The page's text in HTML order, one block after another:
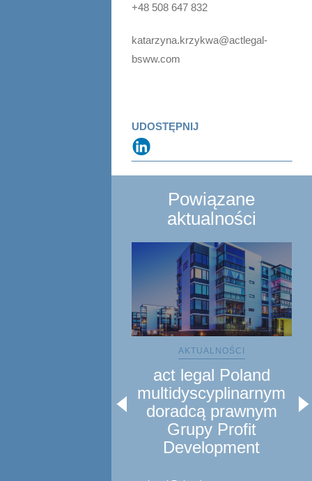
+48 508 647 832
katarzyna.krzykwa@actlegal-
bsww.com
UDOSTĘPNIJ
Powiązane
aktualności
AKTUALNOŚCI
act legal Poland
multidyscyplinarnym
doradcą prawnym
Grupy Profit
Development